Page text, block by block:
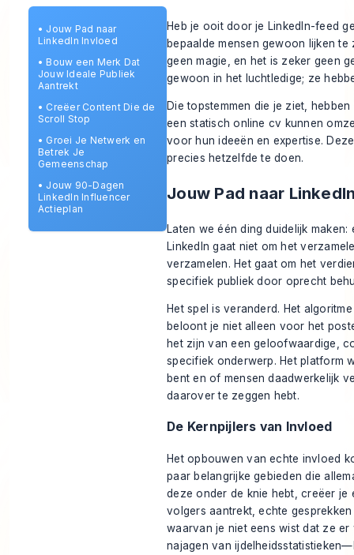
• Jouw Pad naar
LinkedIn Invloed
• Bouw een Merk Dat
Jouw Ideale Publiek
Aantrekt
• Creëer Content Die de
Scroll Stop
• Groei Je Netwerk en
Betrek Je
Gemeenschap
• Jouw 90-Dagen
LinkedIn Influencer
Actieplan
Heb je ooit door je LinkedIn-feed
bepaalde mensen gewoon lijken
geen magie, en het is zeker geen
gewoon in het luchtledige; ze
Die topstemmen die je ziet,
een statisch online cv kunnen
voor hun ideeën en expertise.
precies hetzelfde te doen.
Jouw Pad naar
Laten we één ding duidelijk
LinkedIn gaat niet om het
verzamelen. Het gaat om het
specifiek publiek door oprecht
Het spel is veranderd. Het
beloont je niet alleen voor het
het zijn van een geloofwaardige,
specifiek onderwerp. Het platform
bent en of mensen daadwerkelijk
daarover te zeggen hebt.
De Kernpijlers van Invloed
Het opbouwen van echte invloed
paar belangrijke gebieden die
deze onder de knie hebt, creëer je
volgers aantrekt, echte
waarvan je niet eens wist dat ze er
najagen van